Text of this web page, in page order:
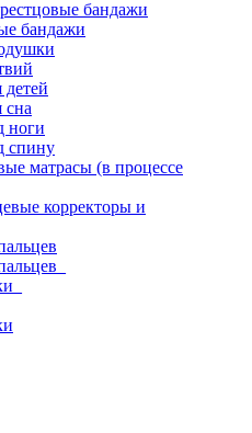
бандажи
бандажи
ноги
спину
матрасы (в процессе
корректоры и